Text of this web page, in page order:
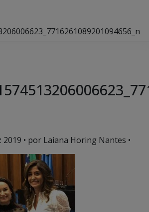
2019 • por Laiana Horing Nantes •